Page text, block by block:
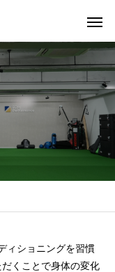
ィショニングを習慣
くことで身体の変化